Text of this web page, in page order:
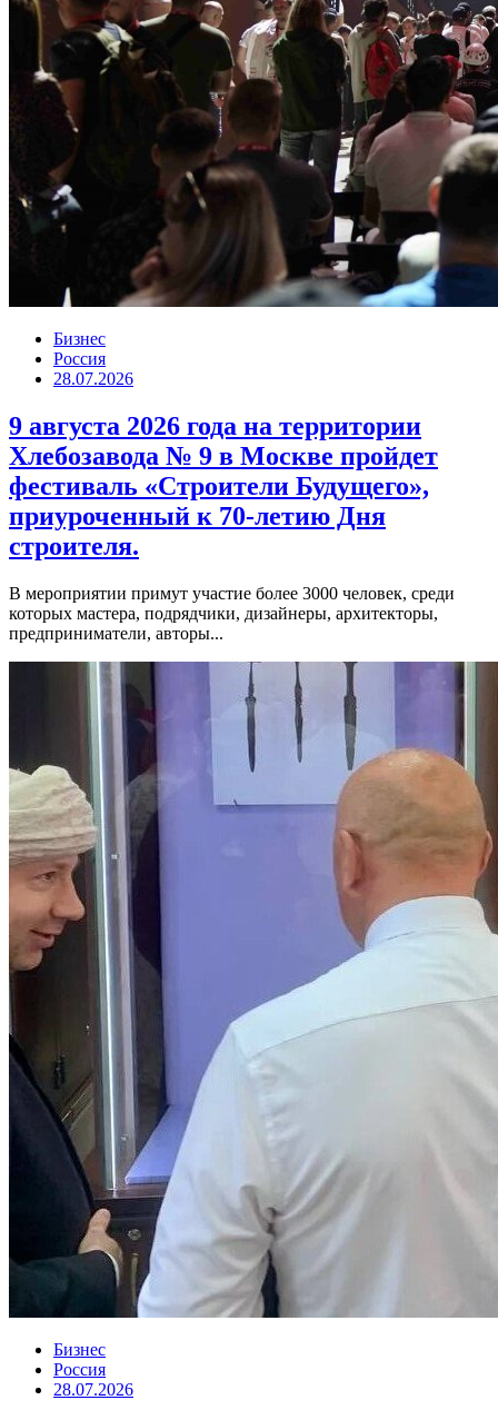
Бизнес
Россия
28.07.2026
9 августа 2026 года на территории
Хлебозавода № 9 в Москве пройдет
фестиваль «Строители Будущего»,
приуроченный к 70-летию Дня
строителя.
В мероприятии примут участие более 3000 человек, среди
которых мастера, подрядчики, дизайнеры, архитекторы,
предприниматели, авторы...
Бизнес
Россия
28.07.2026